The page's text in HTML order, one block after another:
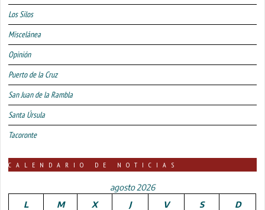
Los Silos
Miscelánea
Opinión
Puerto de la Cruz
San Juan de la Rambla
Santa Úrsula
Tacoronte
CALENDARIO DE NOTICIAS
agosto 2026
L
M X J V S D